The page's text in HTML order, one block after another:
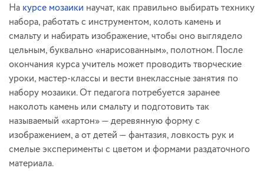
На курсе мозаики научат, как правильно выбирать технику
набора, работать с инструментом, колоть камень и
смальту и набирать изображение, чтобы оно выглядело
цельным, буквально «нарисованным», полотном. После
окончания курса учитель может проводить творческие
уроки, мастер-классы и вести внеклассные занятия по
набору мозаики. От педагога потребуется заранее
наколоть камень или смальту и подготовить так
называемый «картон» — деревянную форму с
изображением, а от детей — фантазия, ловкость рук и
смелые эксперименты с цветом и формами раздаточного
материала.